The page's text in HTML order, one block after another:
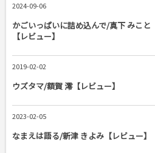
2024-09-06
かごいっぱいに詰め込んで/真下 みこと
【レビュー】
2019-02-02
ウズタマ/額賀 澪【レビュー】
2023-02-05
なまえは語る/新津 きよみ【レビュー】